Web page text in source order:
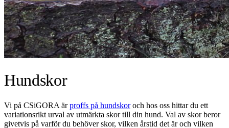
Hundskor
Vi på CSiGORA ärproffs på hundskoroch hos oss hittar du ett
variationsrikt urval av utmärkta skor till din hund. Val av skor beror
givetvis på varför du behöver skor, vilken årstid det är och vilken